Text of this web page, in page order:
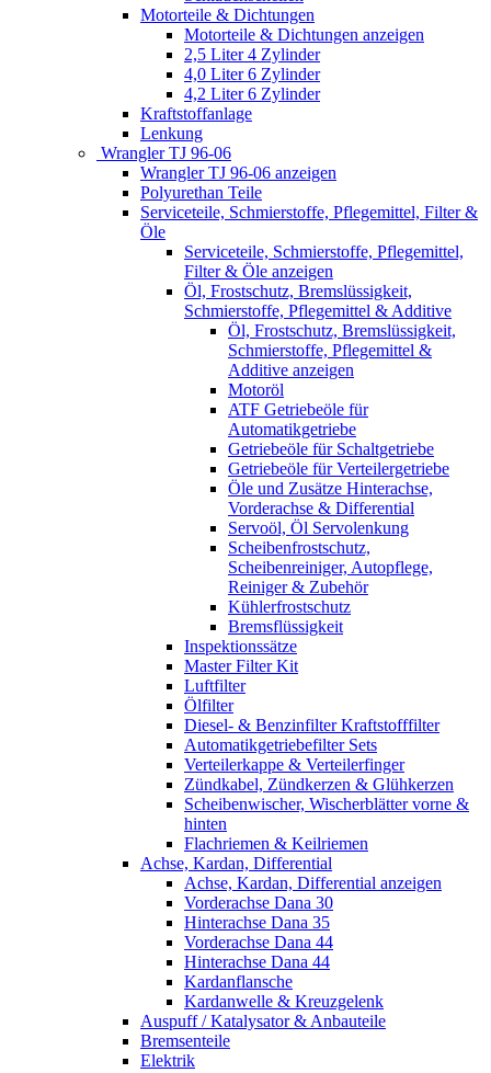
Motorteile & Dichtungen
Motorteile & Dichtungen anzeigen
2,5 Liter 4 Zylinder
4,0 Liter 6 Zylinder
4,2 Liter 6 Zylinder
Kraftstoffanlage
Lenkung
Wrangler TJ 96-06
Wrangler TJ 96-06 anzeigen
Polyurethan Teile
Serviceteile, Schmierstoffe, Pflegemittel, Filter &
Öle
Serviceteile, Schmierstoffe, Pflegemittel,
Filter & Öle anzeigen
Öl, Frostschutz, Bremslüssigkeit,
Schmierstoffe, Pflegemittel & Additive
Öl, Frostschutz, Bremslüssigkeit,
Schmierstoffe, Pflegemittel &
Additive anzeigen
Motoröl
ATF Getriebeöle für
Automatikgetriebe
Getriebeöle für Schaltgetriebe
Getriebeöle für Verteilergetriebe
Öle und Zusätze Hinterachse,
Vorderachse & Differential
Servoöl, Öl Servolenkung
Scheibenfrostschutz,
Scheibenreiniger, Autopflege,
Reiniger & Zubehör
Kühlerfrostschutz
Bremsflüssigkeit
Inspektionssätze
Master Filter Kit
Luftfilter
Ölfilter
Diesel- & Benzinfilter Kraftstofffilter
Automatikgetriebefilter Sets
Verteilerkappe & Verteilerfinger
Zündkabel, Zündkerzen & Glühkerzen
Scheibenwischer, Wischerblätter vorne &
hinten
Flachriemen & Keilriemen
Achse, Kardan, Differential
Achse, Kardan, Differential anzeigen
Vorderachse Dana 30
Hinterachse Dana 35
Vorderachse Dana 44
Hinterachse Dana 44
Kardanflansche
Kardanwelle & Kreuzgelenk
Auspuff / Katalysator & Anbauteile
Bremsenteile
Elektrik